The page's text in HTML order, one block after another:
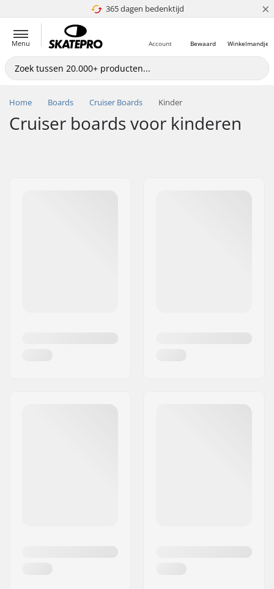
365 dagen bedenktijd
4.8 van 5 ×
Menu Winkelmandje
Bewaard
Account
Home Boards Cruiser Boards Kinder
Cruiser boards voor kinderen